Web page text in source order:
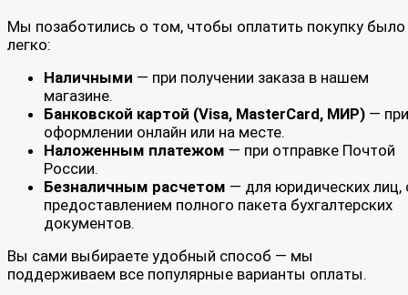
Мы позаботились о том, чтобы оплатить покупку было
легко:
Наличными — при получении заказа в нашем
магазине.
Банковской картой (Visa, MasterCard, МИР) — при
оформлении онлайн или на месте.
Наложенным платежом — при отправке Почтой
России.
Безналичным расчетом — для юридических лиц,
предоставлением полного пакета бухгалтерских
документов.
Вы сами выбираете удобный способ — мы
поддерживаем все популярные варианты оплаты.